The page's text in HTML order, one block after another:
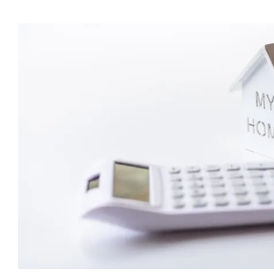
不動産売却の際に役場で確
不動産売却で誤解しやすい
岡崎市特有の不動産売却書
書類準備の流れを知って安心取
不動産売却書類の準備から提
効率的な不動産売却書類準備
不動産売却の流れと書類受